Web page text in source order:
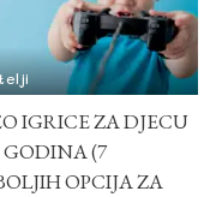
IGRICE ZA DJECU
GODINA (7
OPCIJA ZA